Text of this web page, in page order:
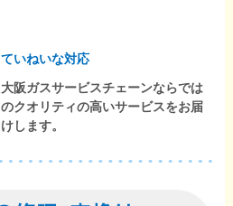
ていねいな対応
大阪ガスサービスチェーンならでは
のクオリティの高いサービスをお届
けします。